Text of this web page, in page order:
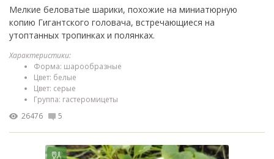
Мелкие беловатые шарики, похожие на миниатюрную
копию Гигантского головача, встречающиеся на
утоптанных тропинках и полянках.
Характеристики:
Форма: шарообразные
Цвет: белые
Цвет: серые
Группа: гастеромицеты
26476
5